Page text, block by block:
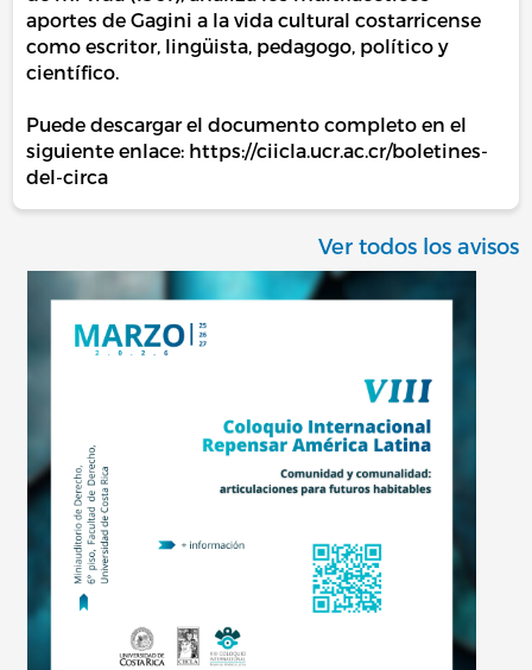
aportes de Gagini a la vida cultural costarricense
como escritor, lingüista, pedagogo, político y
científico.
Puede descargar el documento completo en el
siguiente enlace: https://ciicla.ucr.ac.cr/boletines-
del-circa
Ver todos los avisos